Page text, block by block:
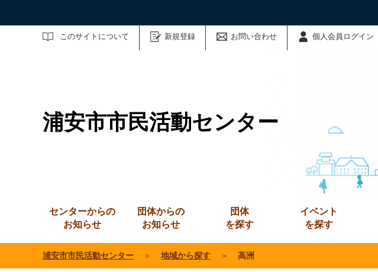
このサイトについて 新規登録 お問い合わせ 個人会員ログイン
サイト内検索
浦安市市民活動センター
センターからの
お知らせ
団体からの
お知らせ
団体
を探す
イベント
を探す
浦安市市民活動センター ＞ 地域から探す ＞ 高洲